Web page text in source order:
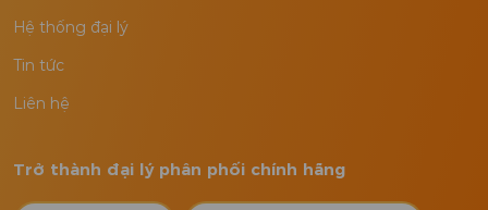
Hệ thống đại lý
Tin tức
Liên hệ
Trở thành đại lý phân phối chính hãng